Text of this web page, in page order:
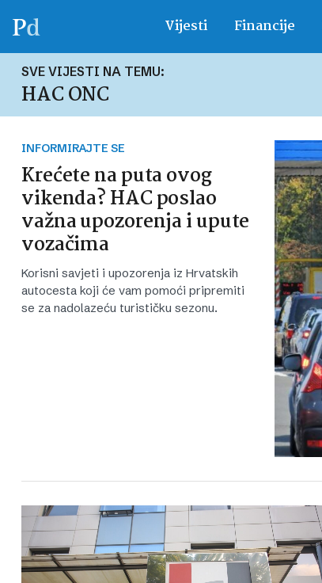
Vijesti Financije
SVE VIJESTI NA TEMU:
HAC ONC
INFORMIRAJTE SE
Krećete na puta ovog
vikenda? HAC poslao
važna upozorenja i upute
vozačima
Korisni savjeti i upozorenja iz Hrvatskih
autocesta koji će vam pomoći pripremiti
se za nadolazeću turističku sezonu.